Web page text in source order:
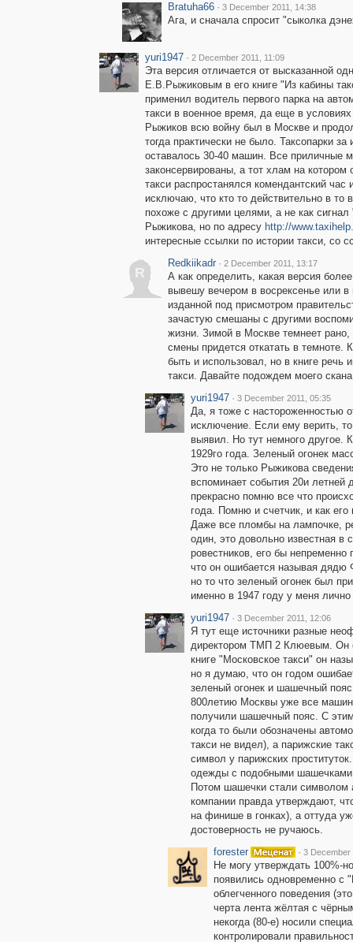
Bratuha66 · 3 December 2011, 14:38
Ага, и сначала спросит "сыколка
yuri1947 · 2 December 2011, 11:09
Эта версия отличается от высказанной
Е.В.Рыжиковым в его книге "Из кабины
применил водитель первого парка на
такси в военное время, да еще в
Рыжиков всю войну был в Москве и
тогда практически не было. Таксопарки
оставалось 30-40 машин. Все
законсервированы, а тот хлам на
такси распростанялся комендантский
исключаю, что кто то действительно в то
похоже с другими целями, а не как
Рыжикова, но по адресу http://
интересные ссылки по истории такси, со
R
Redkiikadr · 2 December 2011, 13:17
А как определить, какая версия
вывешу вечером в восрексенье или в
изданной под присмотром
зачастую смешаны с другими
жизни. Зимой в Москве темнеет рано,
смены придется откатать в темноте.
быть и использовал, но в книге речь
такси. Давайте подождем моего
yuri1947 · 3 December 2011, 05:35
Да, я тоже с настороженностью
исключение. Если ему верить,
выявил. Но тут немного другое.
1929го года. Зеленый огонек
Это не только Рыжикова
вспоминает события 20и летней
прекрасно помню все что
года. Помню и счетчик, и как
Даже все пломбы на лампочке,
один, это довольно известная в
ровестников, его бы
что он ошибается называя дядю
но то что зеленый огонек был
именно в 1947 году у меня
yuri1947 · 3 December 2011, 12:06
Я тут еще источники разные
директором ТМП 2 Клюевым. Он
книге "Московское такси" он
но я думаю, что он годом
зеленый огонек и шашечный
800летию Москвы уже все
получили шашечный пояс. С
когда то были обозначены
такси не видел), а парижские
символ у парижских
одежды с подобными
Потом шашечки стали символом
компании правда утверждают,
на финише в гонках), а оттуда
достоверность не ручаюсь.
forester
· 3 December
Не могу утверждать 100%-
появились одновременно с
облегченного поведения
черта лента жёлтая с
некогда (80-е) носили
контролировали